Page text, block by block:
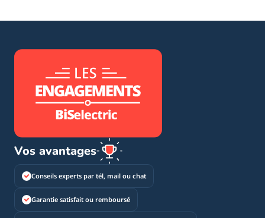
Vos avantages
Conseils experts par tél, mail ou chat
Garantie satisfait ou remboursé